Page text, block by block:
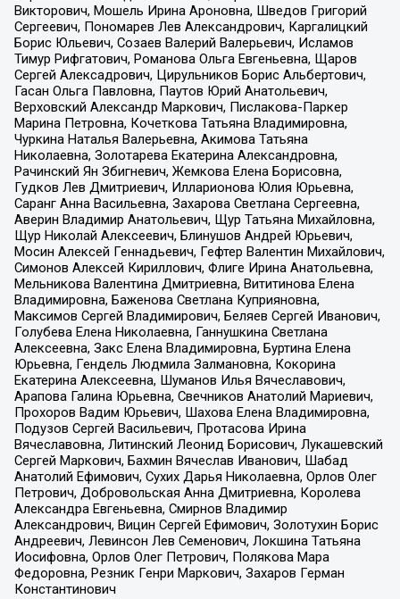
Викторович, Мошель Ирина Ароновна, Шведов Григорий
Сергеевич, Пономарев Лев Александрович, Каргалицкий
Борис Юльевич, Созаев Валерий Валерьевич, Исламов
Тимур Рифгатович, Романова Ольга Евгеньевна, Щаров
Сергей Алексадрович, Цирульников Борис Альбертович,
Гасан Ольга Павловна, Паутов Юрий Анатольевич,
Верховский Александр Маркович, Пислакова-Паркер
Марина Петровна, Кочеткова Татьяна Владимировна,
Чуркина Наталья Валерьевна, Акимова Татьяна
Николаевна, Золотарева Екатерина Александровна,
Рачинский Ян Збигневич, Жемкова Елена Борисовна,
Гудков Лев Дмитриевич, Илларионова Юлия Юрьевна,
Саранг Анна Васильевна, Захарова Светлана Сергеевна,
Аверин Владимир Анатольевич, Щур Татьяна Михайловна,
Щур Николай Алексеевич, Блинушов Андрей Юрьевич,
Мосин Алексей Геннадьевич, Гефтер Валентин Михайлович,
Симонов Алексей Кириллович, Флиге Ирина Анатольевна,
Мельникова Валентина Дмитриевна, Вититинова Елена
Владимировна, Баженова Светлана Куприяновна,
Максимов Сергей Владимирович, Беляев Сергей Иванович,
Голубева Елена Николаевна, Ганнушкина Светлана
Алексеевна, Закс Елена Владимировна, Буртина Елена
Юрьевна, Гендель Людмила Залмановна, Кокорина
Екатерина Алексеевна, Шуманов Илья Вячеславович,
Арапова Галина Юрьевна, Свечников Анатолий Мариевич,
Прохоров Вадим Юрьевич, Шахова Елена Владимировна,
Подузов Сергей Васильевич, Протасова Ирина
Вячеславовна, Литинский Леонид Борисович, Лукашевский
Сергей Маркович, Бахмин Вячеслав Иванович, Шабад
Анатолий Ефимович, Сухих Дарья Николаевна, Орлов Олег
Петрович, Добровольская Анна Дмитриевна, Королева
Александра Евгеньевна, Смирнов Владимир
Александрович, Вицин Сергей Ефимович, Золотухин Борис
Андреевич, Левинсон Лев Семенович, Локшина Татьяна
Иосифовна, Орлов Олег Петрович, Полякова Мара
Федоровна, Резник Генри Маркович, Захаров Герман
Константинович